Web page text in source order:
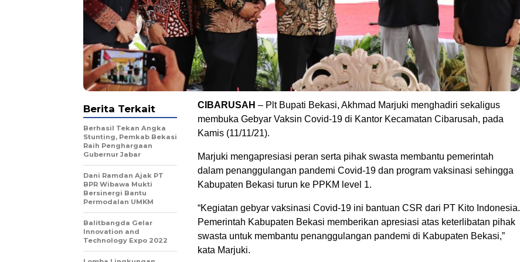
CIBARUSAH – Plt Bupati Bekasi, Akhmad Marjuki menghadiri sekaligus
membuka Gebyar Vaksin Covid-19 di Kantor Kecamatan Cibarusah, pada
Kamis (11/11/21).
Marjuki mengapresiasi peran serta pihak swasta membantu pemerintah
dalam penanggulangan pandemi Covid-19 dan program vaksinasi sehingga
Kabupaten Bekasi turun ke PPKM level 1.
“Kegiatan gebyar vaksinasi Covid-19 ini bantuan CSR dari PT Kito Indonesia.
Pemerintah Kabupaten Bekasi memberikan apresiasi atas keterlibatan pihak
swasta untuk membantu penanggulangan pandemi di Kabupaten Bekasi,”
kata Marjuki.
Berita Terkait
Berhasil Tekan Angka
Stunting, Pemkab Bekasi
Raih Penghargaan
Gubernur Jabar
Dani Ramdan Ajak PT
BPR Wibawa Mukti
Bersinergi Bantu
Permodalan UMKM
Balitbangda Gelar
Innovation and
Technology Expo 2022